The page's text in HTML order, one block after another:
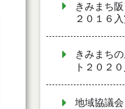
きみまち
２０１６
きみまち
ト２０２
地域協議会